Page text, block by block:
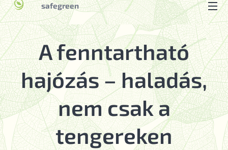
safegreen
A fenntartható
hajózás – haladás,
nem csak a
tengereken